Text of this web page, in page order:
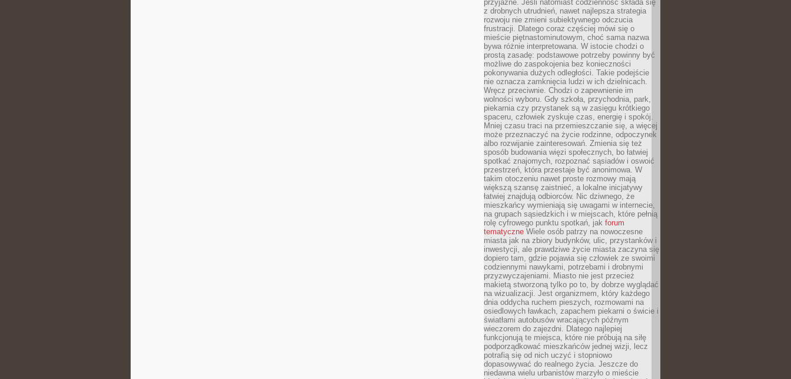
przyjazne. Jeśli natomiast codzienność składa się
z drobnych utrudnień, nawet najlepsza strategia
rozwoju nie zmieni subiektywnego odczucia
frustracji. Dlatego coraz częściej mówi się o
mieście piętnastominutowym, choć sama nazwa
bywa różnie interpretowana. W istocie chodzi o
prostą zasadę: podstawowe potrzeby powinny być
możliwe do zaspokojenia bez konieczności
pokonywania dużych odległości. Takie podejście
nie oznacza zamknięcia ludzi w ich dzielnicach.
Wręcz przeciwnie. Chodzi o zapewnienie im
wolności wyboru. Gdy szkoła, przychodnia, park,
piekarnia czy przystanek są w zasięgu krótkiego
spaceru, człowiek zyskuje czas, energię i spokój.
Mniej czasu traci na przemieszczanie się, a więcej
może przeznaczyć na życie rodzinne, odpoczynek
albo rozwijanie zainteresowań. Zmienia się też
sposób budowania więzi społecznych, bo łatwiej
spotkać znajomych, rozpoznać sąsiadów i oswoić
przestrzeń, która przestaje być anonimowa. W
takim otoczeniu nawet proste rozmowy mają
większą szansę zaistnieć, a lokalne inicjatywy
łatwiej znajdują odbiorców. Nic dziwnego, że
mieszkańcy wymieniają się uwagami w internecie,
na grupach sąsiedzkich i w miejscach, które pełnią
rolę cyfrowego punktu spotkań, jak forum
tematyczne Wiele osób patrzy na nowoczesne
miasta jak na zbiory budynków, ulic, przystanków i
inwestycji, ale prawdziwe życie miasta zaczyna się
dopiero tam, gdzie pojawia się człowiek ze swoimi
codziennymi nawykami, potrzebami i drobnymi
przyzwyczajeniami. Miasto nie jest przecież
makietą stworzoną tylko po to, by dobrze wyglądać
na wizualizacji. Jest organizmem, który każdego
dnia oddycha ruchem pieszych, rozmowami na
osiedlowych ławkach, zapachem piekarni o świcie i
światłami autobusów wracających późnym
wieczorem do zajezdni. Dlatego najlepiej
funkcjonują te miejsca, które nie próbują na siłę
podporządkować mieszkańców jednej wizji, lecz
potrafią się od nich uczyć i stopniowo
dopasowywać do realnego życia. Jeszcze do
niedawna wielu urbanistów marzyło o mieście